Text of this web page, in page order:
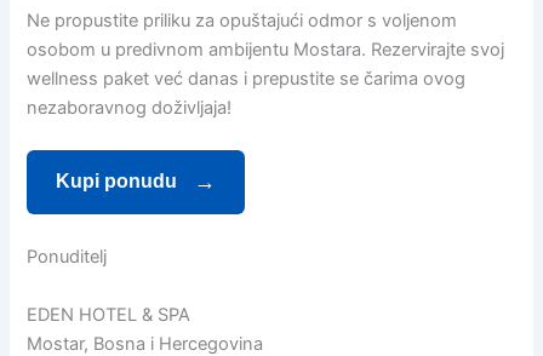
Ne propustite priliku za opuštajući odmor s voljenom
osobom u predivnom ambijentu Mostara. Rezervirajte svoj
wellness paket već danas i prepustite se čarima ovog
nezaboravnog doživljaja!
Kupi ponudu
Ponuditelj
EDEN HOTEL & SPA
Mostar, Bosna i Hercegovina